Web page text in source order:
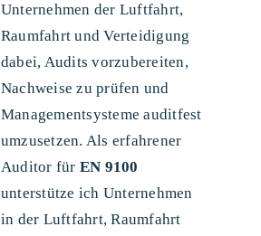
Unternehmen der Luftfahrt,
Raumfahrt und Verteidigung
dabei, Audits vorzubereiten,
Nachweise zu prüfen und
Managementsysteme auditfest
umzusetzen. Als erfahrener
Auditor für EN 9100
unterstütze ich Unternehmen
in der Luftfahrt, Raumfahrt